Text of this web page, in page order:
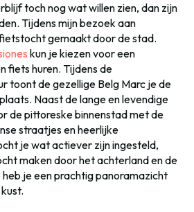
toch nog wat willen zien, dan zijn
Tijdens mijn bezoek aan
gemaakt door de stad.
kun je kiezen voor een
fiets huren. Tijdens de
toont de gezellige Belg Marc je de
Naast de lange en levendige
de pittoreske binnenstad met de
straatjes en heerlijke
je wat actiever zijn ingesteld,
maken door het achterland en de
je een prachtig panoramazicht